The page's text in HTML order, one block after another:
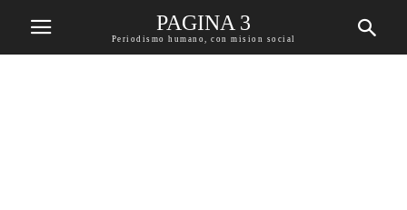
PAGINA 3
Periodismo humano, con mision social